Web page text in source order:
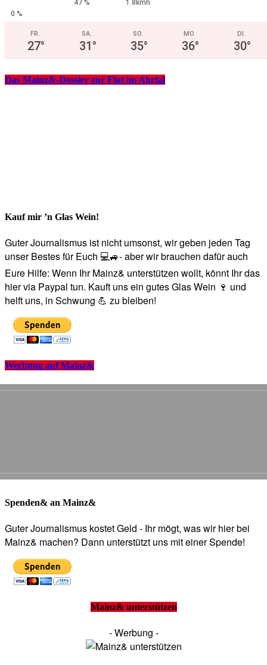
47 %
1.8kmh
0 %
FR.
27°
SA.
31°
SO.
35°
MO.
36°
DI.
30°
Das Mainz&-Dossier zur Flut im Ahrtal
Kauf mir ’n Glas Wein!
Guter Journalismus ist nicht umsonst, wir geben jeden Tag
unser Bestes für Euch 💻🚙- aber wir brauchen dafür auch
Eure Hilfe: Wenn Ihr Mainz& unterstützen wollt, könnt Ihr das
hier via Paypal tun. Kauft uns ein gutes Glas Wein 🍷 und
helft uns, in Schwung 💪 zu bleiben!
Werbung auf Mainz&
Spenden& an Mainz&
Guter Journalismus kostet Geld - Ihr mögt, was wir hier bei
Mainz& machen? Dann unterstützt uns mit einer Spende!
Mainz& unterstützen
- Werbung -